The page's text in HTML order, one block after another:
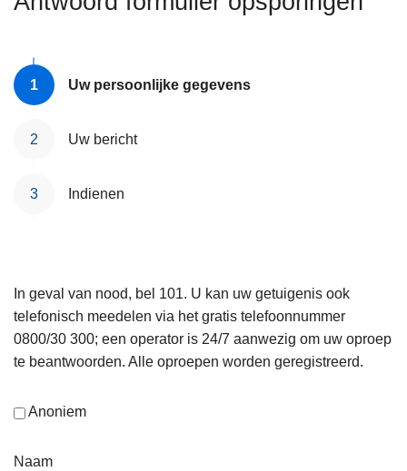
Uw persoonlijke gegevens
Uw bericht
Indienen
In geval van nood, bel 101. U kan uw getuigenis ook
telefonisch meedelen via het gratis telefoonnummer
0800/30 300; een operator is 24/7 aanwezig om uw oproep
te beantwoorden. Alle oproepen worden geregistreerd.
Anoniem
Naam